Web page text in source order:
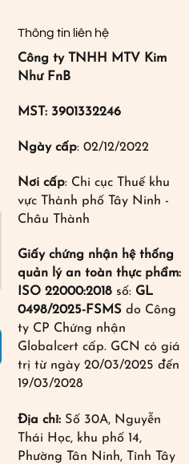
Thông tin liên hệ
Công ty TNHH MTV Kim
Như FnB
MST: 3901332246
Ngày cấp: 02/12/2022
Nơi cấp: Chi cục Thuế khu
vực Thành phố Tây Ninh -
Châu Thành
Giấy chứng nhận hệ thống
quản lý an toàn thực phẩm:
ISO 22000:2018 số: GL
0498/2025-FSMS do Công
ty CP Chứng nhận
Globalcert cấp. GCN có giá
trị từ ngày 20/03/2025 đến
19/03/2028
Địa chỉ: Số 30A, Nguyễn
Thái Học, khu phố 14,
Phường Tân Ninh, Tỉnh Tây